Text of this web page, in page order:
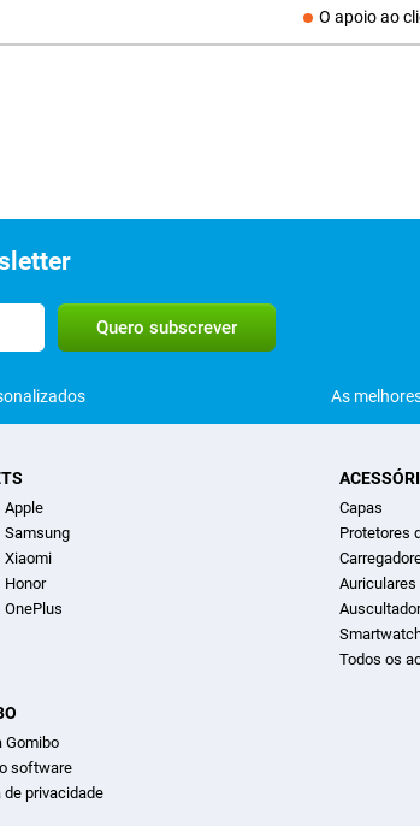
O apoio ao
As
Apple
Samsung
Xiaomi
Honor
OnePlus
Capas
Protetores
Auriculares
Todos os
Gomibo
software
de privacidade